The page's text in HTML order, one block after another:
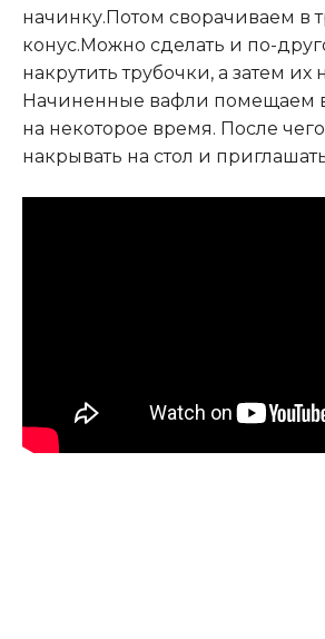
начинку.Потом сворачиваем в
конус.Можно сделать и по-
накрутить трубочки, а затем их
Начиненные вафли помещаем
на некоторое время. После
накрывать на стол и